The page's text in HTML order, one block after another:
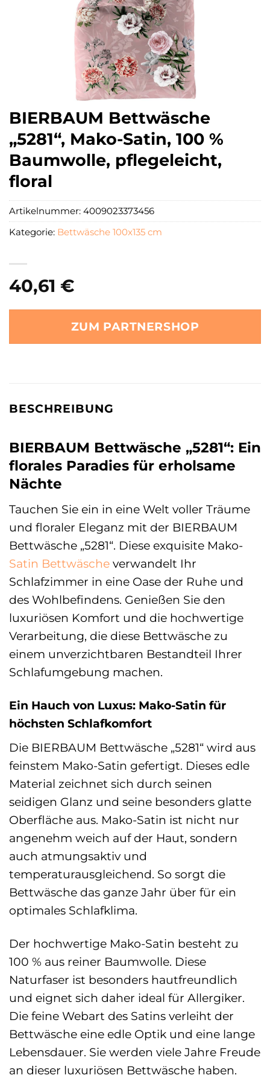
BIERBAUM Bettwäsche
„5281“, Mako-Satin, 100 %
Baumwolle, pflegeleicht,
floral
40,61 €
ZUM PARTNERSHOP
Artikelnummer: 4009023373456
Kategorie: Bettwäsche 100x135 cm
BESCHREIBUNG
BIERBAUM Bettwäsche „5281“: Ein
florales Paradies für erholsame
Nächte
Tauchen Sie ein in eine Welt voller Träume
und floraler Eleganz mit der BIERBAUM
Bettwäsche „5281“. Diese exquisite Mako-
Satin Bettwäsche verwandelt Ihr
Schlafzimmer in eine Oase der Ruhe und
des Wohlbefindens. Genießen Sie den
luxuriösen Komfort und die hochwertige
Verarbeitung, die diese Bettwäsche zu
einem unverzichtbaren Bestandteil Ihrer
Schlafumgebung machen.
Ein Hauch von Luxus: Mako-Satin für
höchsten Schlafkomfort
Die BIERBAUM Bettwäsche „5281“ wird aus
feinstem Mako-Satin gefertigt. Dieses edle
Material zeichnet sich durch seinen
seidigen Glanz und seine besonders glatte
Oberfläche aus. Mako-Satin ist nicht nur
angenehm weich auf der Haut, sondern
auch atmungsaktiv und
temperaturausgleichend. So sorgt die
Bettwäsche das ganze Jahr über für ein
optimales Schlafklima.
Der hochwertige Mako-Satin besteht zu
100 % aus reiner Baumwolle. Diese
Naturfaser ist besonders hautfreundlich
und eignet sich daher ideal für Allergiker.
Die feine Webart des Satins verleiht der
Bettwäsche eine edle Optik und eine lange
Lebensdauer. Sie werden viele Jahre Freude
an dieser luxuriösen Bettwäsche haben.